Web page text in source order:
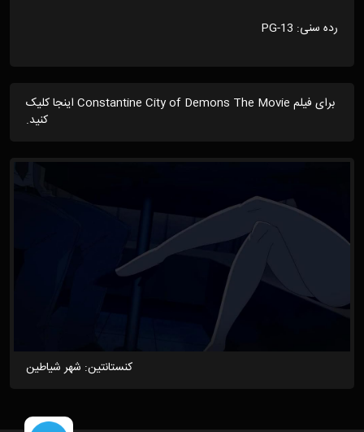
رده سنی: PG-13
برای فیلم Constantine City of Demons The Movie اینجا کلیک
کنید.
کنستانتین: شهر شیاطین